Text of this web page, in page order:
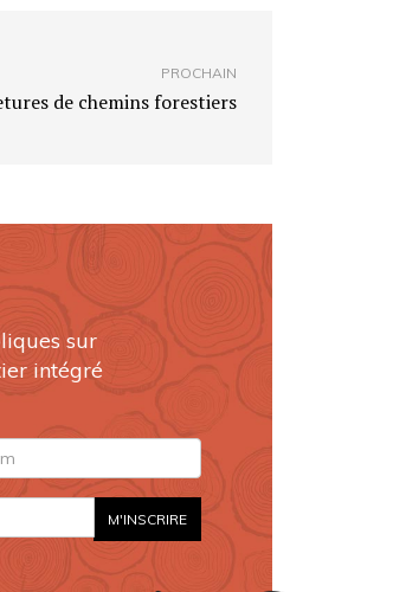
PROCHAIN
de chemins forestiers
sur
intégré